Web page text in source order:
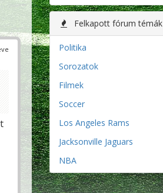
Felkapott fórum témák
Politika
Sorozatok
Filmek
Soccer
Los Angeles Rams
Jacksonville Jaguars
NBA